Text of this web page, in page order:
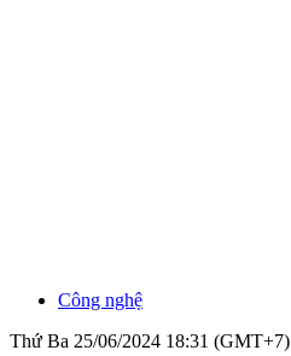
Công nghệ
Thứ Ba 25/06/2024 18:31 (GMT+7)